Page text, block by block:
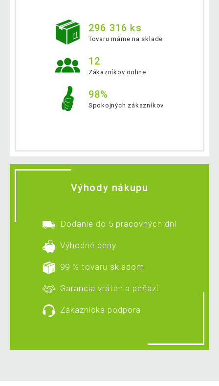
296 316 ks
Tovaru máme na sklade
12
Zákazníkov online
98%
Spokojných zákazníkov
Výhody nákupu
Dodanie do 5 pracovných dní
Výhodné ceny
99 % tovaru skladom
Garancia vrátenia peňazí
Zákaznícka podpora